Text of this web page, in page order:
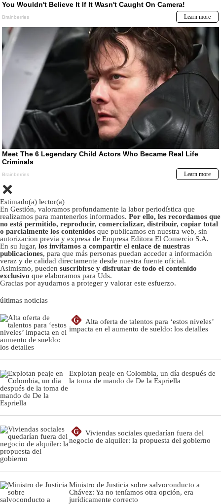
Estimado(a) lector(a)
En Gestión, valoramos profundamente la labor periodística que
realizamos para mantenerlos informados. Por ello, les recordamos que
no está permitido, reproducir, comercializar, distribuir, copiar total
o parcialmente los contenidos que publicamos en nuestra web, sin
autorizacion previa y expresa de Empresa Editora El Comercio S.A.
En su lugar, los invitamos a compartir el enlace de nuestras
publicaciones, para que más personas puedan acceder a información
veraz y de calidad directamente desde nuestra fuente oficial.
Asimismo, pueden suscribirse y disfrutar de todo el contenido
exclusivo que elaboramos para Uds.
Gracias por ayudarnos a proteger y valorar este esfuerzo.
últimas noticias
G
Alta oferta de talentos para ‘estos niveles’
impacta en el aumento de sueldo: los detalles
Explotan peaje en Colombia, un día después de
la toma de mando de De la Espriella
G
Viviendas sociales quedarían fuera del
negocio de alquiler: la propuesta del gobierno
Ministro de Justicia sobre salvoconducto a
Chávez: Ya no teníamos otra opción, era
jurídicamente correcto